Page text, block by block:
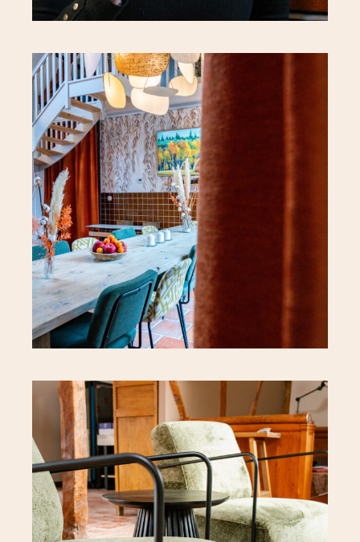
À propos
Situation Géographique
Votre hôte Alice
Chambres
Toutes nos chambres
La Chambre Nuptiale
Le Refuge du Marais
Contact
Contactez-nous